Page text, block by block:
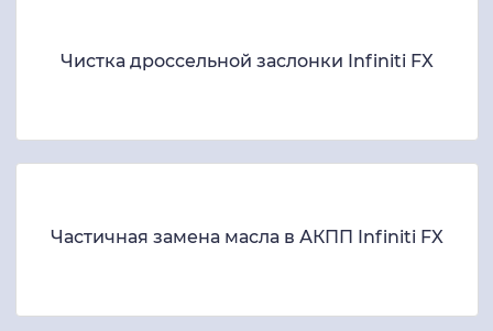
Чистка дроссельной заслонки Infiniti FX
Частичная замена масла в АКПП Infiniti FX